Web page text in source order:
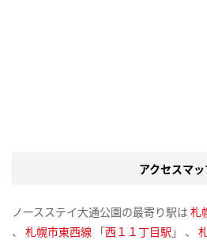
アクセスマ
ノースステイ大通公園の最寄り駅は 札
、 札幌市東西線 「西１１丁目駅 」 、